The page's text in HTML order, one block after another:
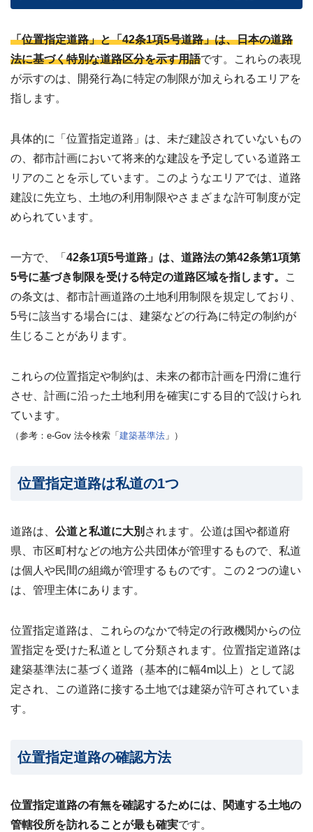
様
の
レ
ビ
ュ
ー
?
く
る
ご
質
問
査
定・
税
共
持
分
つ
こ
い
営
は
ま
せ
24
時
間
メ
ー
ル
付・
翌
営
業
日
ま
で
に
信
査
定・
お問
「位置指定道路」と「42条1項5号道路」は、日本の道路
法に基づく特別な道路区分を示す用語です。これらの表現
が示すのは、開発行為に特定の制限が加えられるエリアを
指します。
具体的に「位置指定道路」は、未だ建設されていないもの
の、都市計画において将来的な建設を予定している道路エ
リアのことを示しています。このようなエリアでは、道路
建設に先立ち、土地の利用制限やさまざまな許可制度が定
められています。
一方で、「 42条1項5号道路」は、道路法の第42条第1項第
5号に基づき制限を受ける特定の道路区域を指します。
こ
の条文は、都市計画道路の土地利用制限を規定しており、
5号に該当する場合には、建築などの行為に特定の制約が
生じることがあります。
これらの位置指定や制約は、未来の都市計画を円滑に進行
させ、計画に沿った土地利用を確実にする目的で設けられ
ています。
（参考：e-Gov 法令検索「 建築基準法 」）
位置指定道路は私道の1つ
道路は、 公道と私道に大別 されます。公道は国や都道府
県、市区町村などの地方公共団体が管理するもので、私道
は個人や民間の組織が管理するものです。この２つの違い
は、管理主体にあります。
位置指定道路は、これらのなかで特定の行政機関からの位
置指定を受けた私道として分類されます。位置指定道路は
建築基準法に基づく道路（基本的に幅4m以上）として認
定され、この道路に接する土地では建築が許可されていま
す。
位置指定道路の確認方法
位置指定道路の有無を確認するためには、関連する土地の
管轄役所を訪れることが最も確実です。